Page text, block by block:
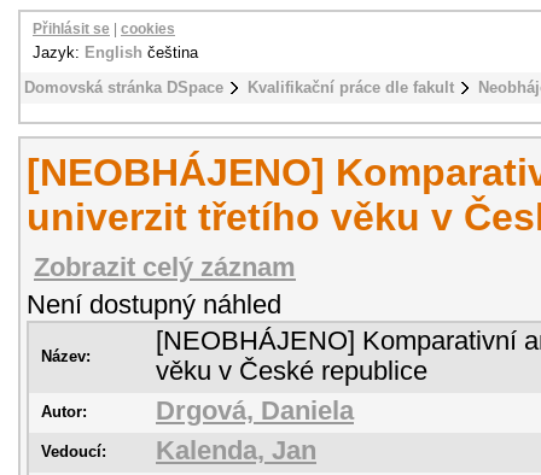
Domovská stránka DSpace Kvalifikační práce dle fakult
Přihlásit se cookies
Jazyk: English čeština
[NEOBHÁJENO]
univerzit třetího věku v
Zobrazit celý záznam
Není dostupný náhled
Název:
[NEOBHÁJENO] Komparativní
věku v České republice
Autor: Drgová, Daniela
Vedoucí: Kalenda, Jan